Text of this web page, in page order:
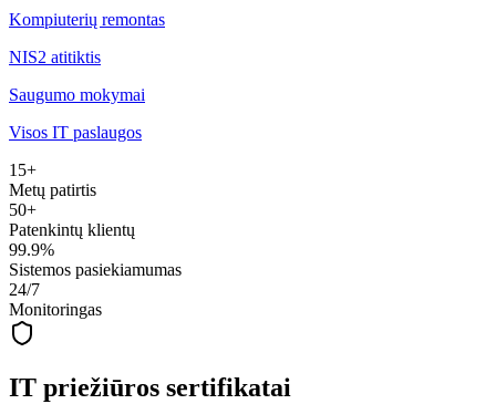
Kompiuterių remontas
NIS2 atitiktis
Saugumo mokymai
Visos IT paslaugos
15+
Metų patirtis
50+
Patenkintų klientų
99.9%
Sistemos pasiekiamumas
24/7
Monitoringas
IT priežiūros sertifikatai